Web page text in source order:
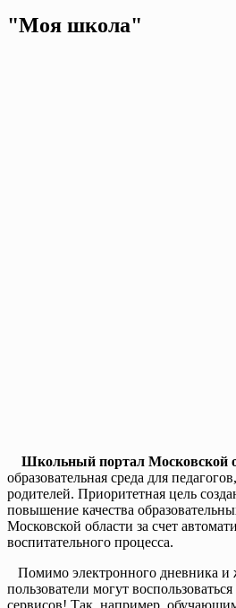
"Моя школа"
Школьный портал Московской
образовательная среда для
родителей. Приоритетная цель
повышение качества
Московской области за счет
воспитательного процесса.
Помимо электронного дневника и
пользователи могут
сервисов! Так, например,